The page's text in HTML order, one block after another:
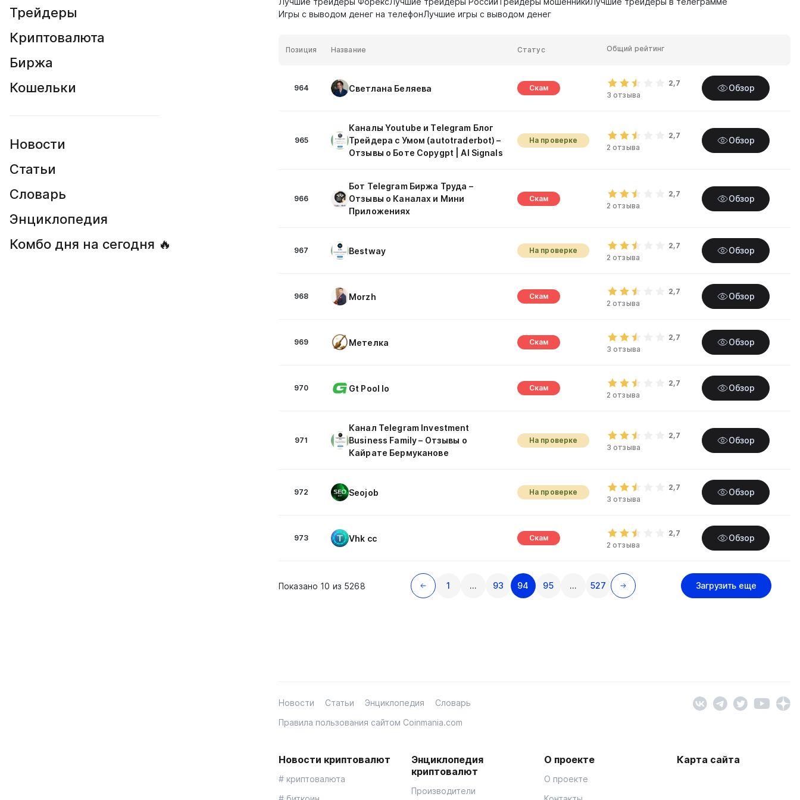
Трейдеры
Криптовалюта
Биржа
Кошельки
Новости
Статьи
Словарь
Энциклопедия
Комбо дня на сегодня 🔥
Игры с выводом денег на телефонЛучшие игры с выводом денег
Позиция Название Статус Общий рейтинг
964 Светлана Беляева Скам
2,7
3 отзыва
Обзор
965
Каналы Youtube и Telegram Блог
Трейдера с Умом (autotraderbot) –
Отзывы о Боте Copygpt | AI Signals
На проверке
2,7
2 отзыва
Обзор
966
Бот Telegram Биржа Труда –
Отзывы о Каналах и Мини
Приложениях
Скам
2,7
2 отзыва
Обзор
967 Bestway На проверке
2,7
2 отзыва
Обзор
968 Morzh Скам
2,7
2 отзыва
Обзор
969 Метелка Скам
2,7
3 отзыва
Обзор
970 Gt Pool Io Скам
2,7
2 отзыва
Обзор
971
Канал Telegram Investment
Business Family – Отзывы о
Кайрате Бермуканове
На проверке
2,7
3 отзыва
Обзор
972 Seojob На проверке
2,7
3 отзыва
Обзор
973 Vhk cc Скам
2,7
2 отзыва
Обзор
Показано 10 из 5268 1 … 93 94 95 … 527 Загрузить еще
Новости Статьи Энциклопедия
Словарь
Правила пользования сайтом Coinmania.com
Новости криптовалют
# криптовалюта
Энциклопедия
криптовалют
Производители
О проекте
О проекте
Карта сайта